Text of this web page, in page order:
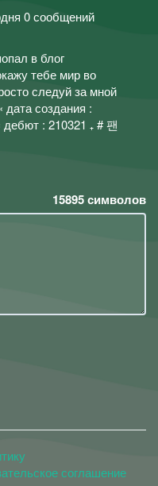
0 сообщений
в блог
тебе мир во
следуй за мной
дата создания :
: 210321 ₊ # 팬
15895символов
соглашение